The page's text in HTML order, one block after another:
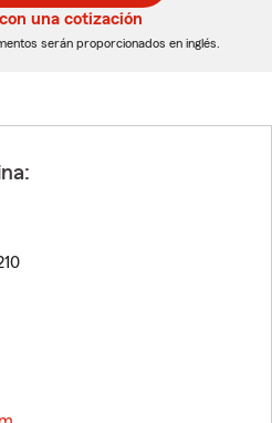
una cotización
serán proporcionados en inglés.